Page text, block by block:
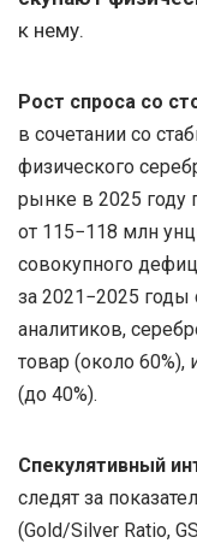
к нему.
Рост спроса со
в сочетании со
физического
рынке в 2025 году
от 115−118 млн
совокупного
за 2021−2025
аналитиков,
товар (около
(до 40%).
Спекулятивный
следят за
(Gold/Silver Ratio,